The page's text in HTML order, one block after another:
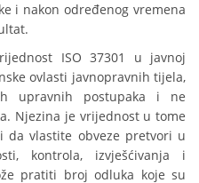
i nakon određenog vremena
ISO 37301 u javnoj
ovlasti javnopravnih tijela,
upravnih postupaka i ne
Njezina je vrijednost u tome
da vlastite obveze pretvori u
kontrola, izvješćivanja i
pratiti broj odluka koje su